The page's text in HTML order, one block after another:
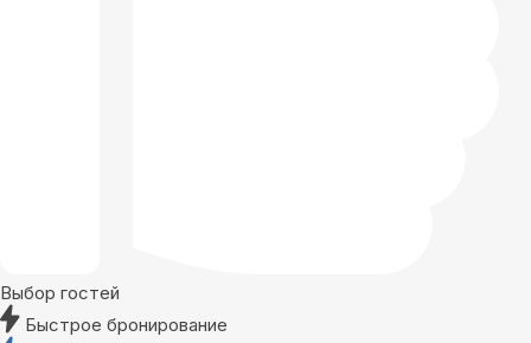
Выбор гостей
Быстрое бронирование